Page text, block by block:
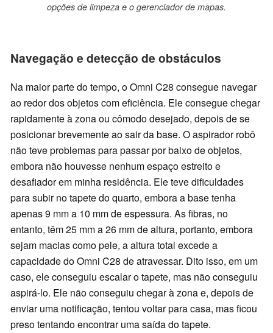
opções de limpeza e o gerenciador de mapas.
Navegação e detecção de obstáculos
Na maior parte do tempo, o Omni C28 consegue navegar
ao redor dos objetos com eficiência. Ele consegue chegar
rapidamente à zona ou cômodo desejado, depois de se
posicionar brevemente ao sair da base. O aspirador robô
não teve problemas para passar por baixo de objetos,
embora não houvesse nenhum espaço estreito e
desafiador em minha residência. Ele teve dificuldades
para subir no tapete do quarto, embora a base tenha
apenas 9 mm a 10 mm de espessura. As fibras, no
entanto, têm 25 mm a 26 mm de altura, portanto, embora
sejam macias como pele, a altura total excede a
capacidade do Omni C28 de atravessar. Dito isso, em um
caso, ele conseguiu escalar o tapete, mas não conseguiu
aspirá-lo. Ele não conseguiu chegar à zona e, depois de
enviar uma notificação, tentou voltar para casa, mas ficou
preso tentando encontrar uma saída do tapete.